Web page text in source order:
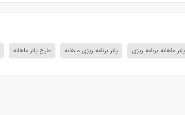
ماهانه برنامه ریزی پلنر برنامه ریزی ماهانه طرح پلنر ماهانه